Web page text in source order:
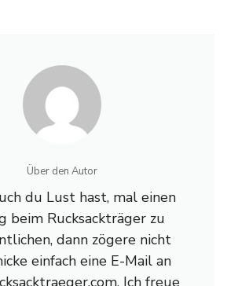
Über den Autor
du Lust hast, mal einen
beim Rucksackträger zu
dann zögere nicht
einfach eine E-Mail an
Ich freue